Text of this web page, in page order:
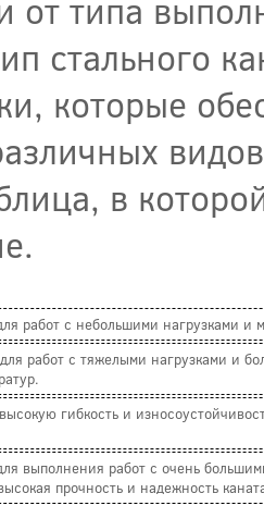
от типа
стального
которые
в
работ с небольшими нагрузками
работ с тяжелыми нагрузками и
гибкость и
выполнения работ с очень
прочность и надежность